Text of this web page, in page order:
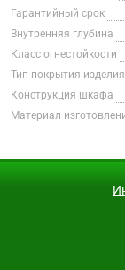
Гарантийный срок
Внутренняя глубина
Класс огнестойкости
Тип покрытия изделия
Конструкция шкафа
Материал